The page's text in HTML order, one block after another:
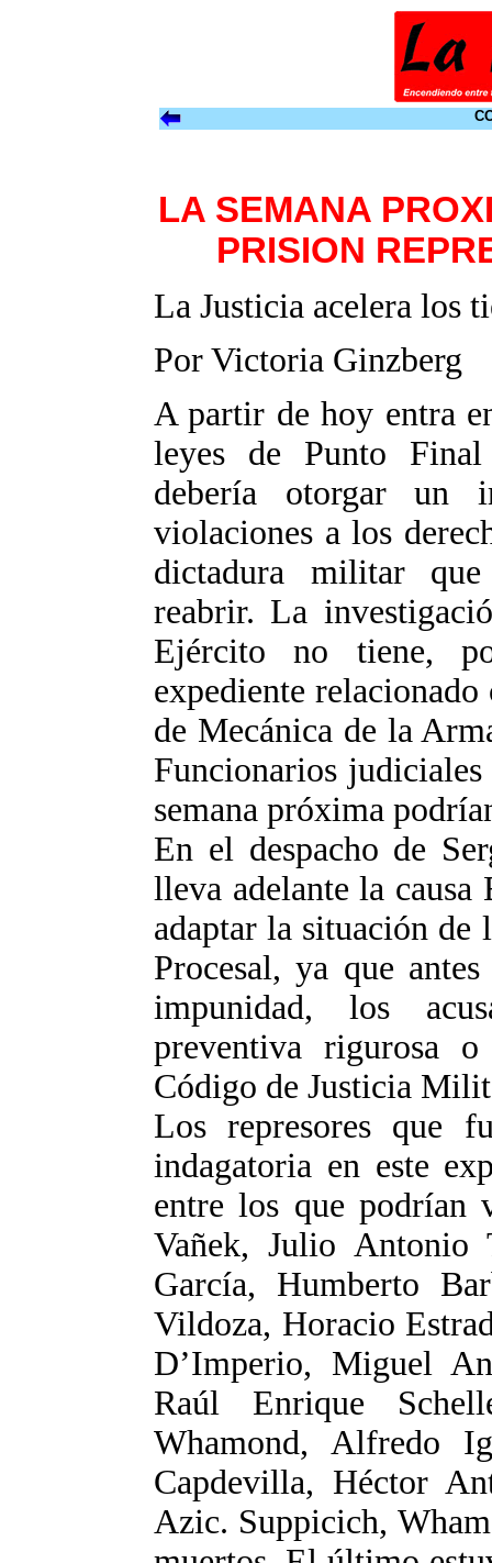
LA SEMANA
PRISION
La Justicia acelera los
Por Victoria Ginzberg
A partir de hoy entra
leyes de Punto
debería otorgar un
violaciones a los
dictadura militar
reabrir. La
Ejército no tiene,
expediente
de Mecánica de la
Funcionarios
semana próxima
En el despacho de
lleva adelante la
adaptar la situación de
Procesal, ya que
impunidad, los
preventiva rigurosa
Código de Justicia
Los represores que
indagatoria en este
entre los que podrían
Vañek, Julio Antonio
García, Humberto
Vildoza, Horacio
D’Imperio, Miguel
Raúl Enrique
Whamond, Alfredo
Capdevilla, Héctor
Azic. Suppicich,